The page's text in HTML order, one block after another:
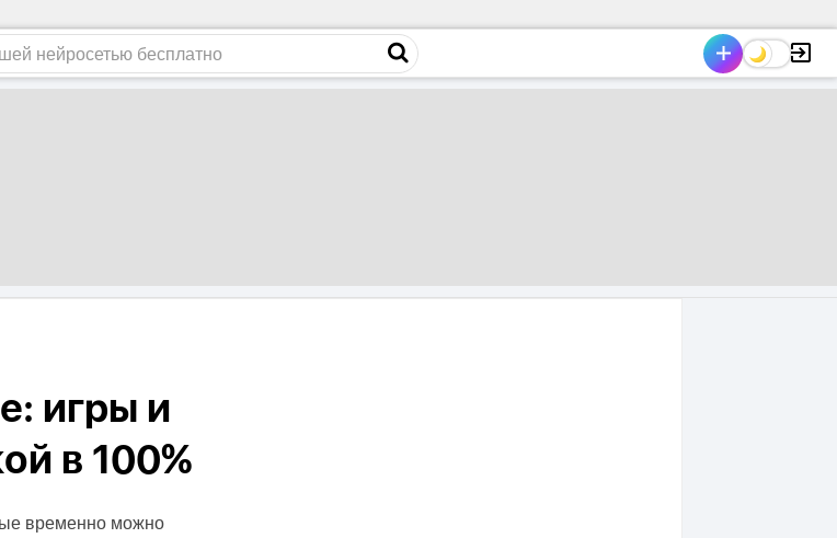
игры и
в 100%
временно можно